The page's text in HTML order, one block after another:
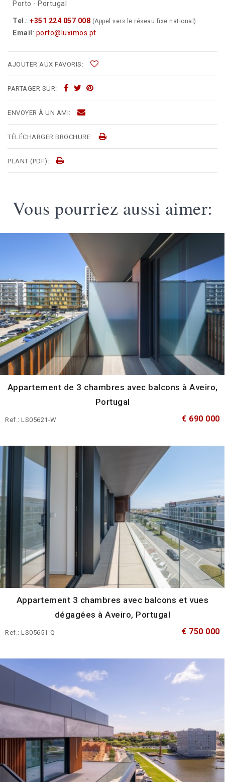
Porto - Portugal
Tel.: +351 224 057 008 (Appel vers le réseau fixe national)
Email : porto@luximos.pt
AJOUTER AUX FAVORIS:
PARTAGER SUR:
ENVOYER À UN AMI:
TÉLÉCHARGER BROCHURE:
PLANT (PDF):
Vous pourriez aussi aimer:
Appartement de 3 chambres avec balcons à Aveiro,
Portugal
Ref.: LS05621-W € 690 000
Appartement 3 chambres avec balcons et vues
dégagées à Aveiro, Portugal
Ref.: LS05651-Q € 750 000